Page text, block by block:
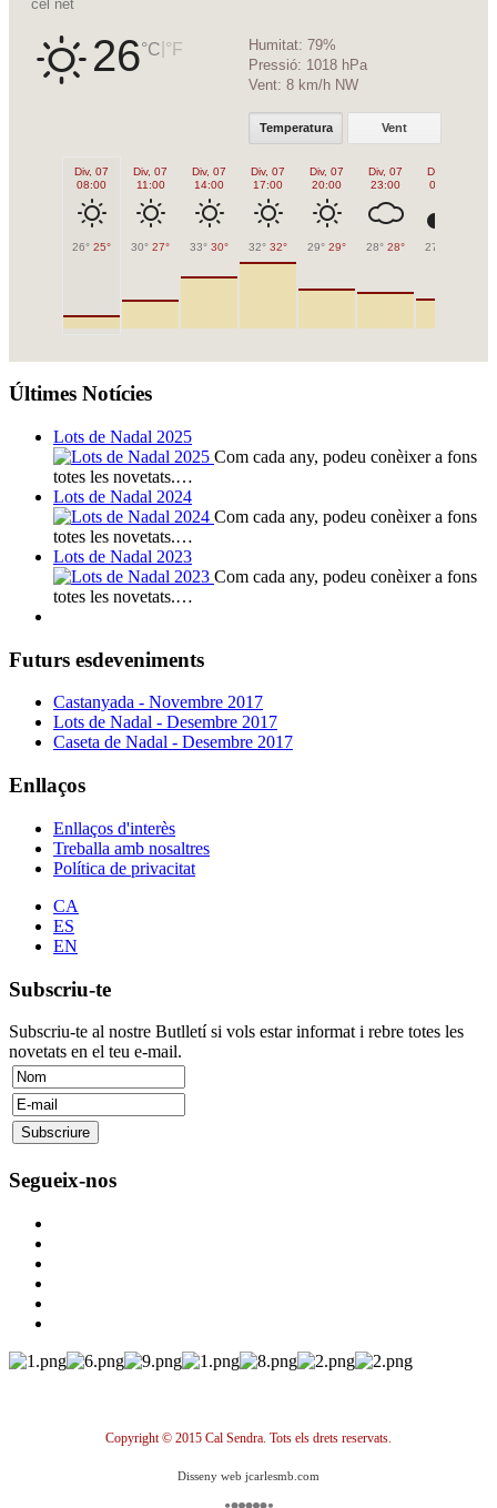
cel net
26°C °F Humitat: 79%
Pressió: 1018 hPa
Vent: 8 km/h NW
Temperatura Vent
Div, 07
08:00
26° 25°
Div, 07
11:00
30° 27°
Div, 07
14:00
33° 30°
Div, 07
17:00
32° 32°
Div, 07
20:00
29° 29°
Div, 07
23:00
28° 28°
Dis, 08
02:00
27°
Últimes Notícies
Lots de Nadal 2025
Com cada any, podeu conèixer a fons
totes les novetats.…
Lots de Nadal 2024
Com cada any, podeu conèixer a fons
totes les novetats.…
Lots de Nadal 2023
Com cada any, podeu conèixer a fons
totes les novetats.…
Futurs esdeveniments
Castanyada - Novembre 2017
Lots de Nadal - Desembre 2017
Caseta de Nadal - Desembre 2017
Enllaços
Enllaços d'interès
Treballa amb nosaltres
Política de privacitat
CA
ES
EN
Subscriu-te
Subscriu-te al nostre Butlletí si vols estar informat i rebre totes les
novetats en el teu e-mail.
Segueix-nos
Copyright © 2015 Cal Sendra. Tots els drets reservats.
Disseny web jcarlesmb.com